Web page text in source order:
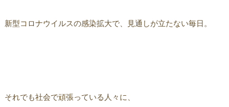
新型コロナウイルスの感染拡大で、見通しが立たない毎日。
それでも社会で頑張っている人々に、